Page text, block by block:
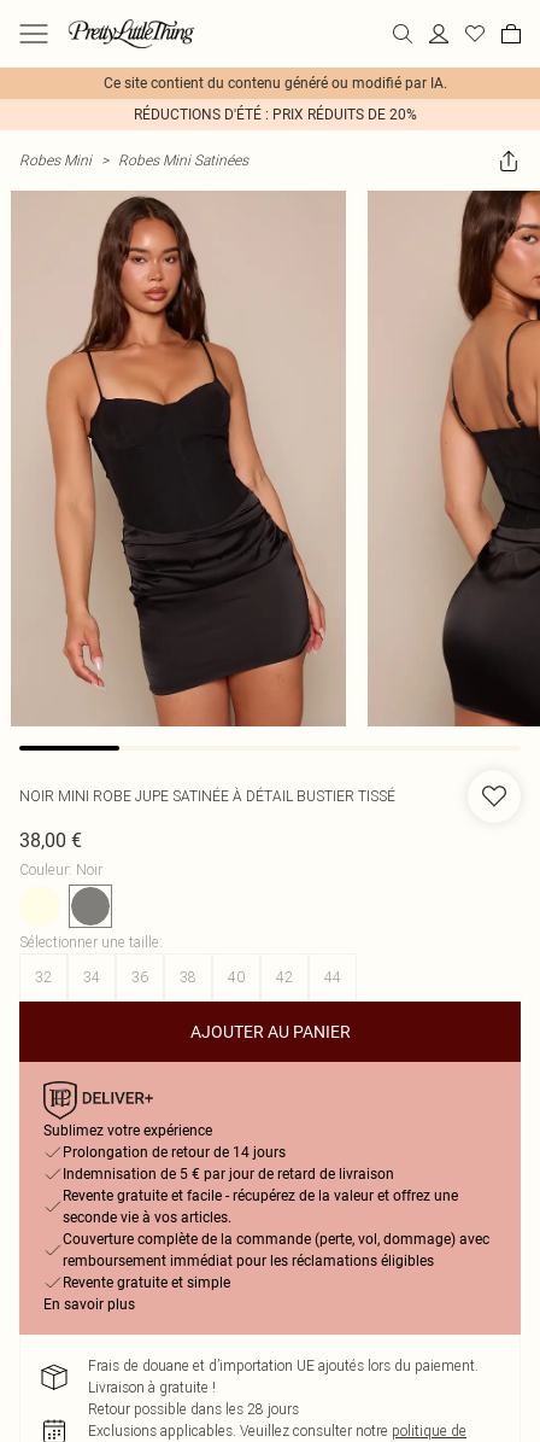
Ce site contient du contenu généré ou modifié par IA.
RÉDUCTIONS D'ÉTÉ : PRIX RÉDUITS DE 20%
Robes Mini > Robes Mini Satinées
NOIR MINI ROBE JUPE SATINÉE À DÉTAIL BUSTIER TISSÉ
38,00 €
Couleur: Noir
Sélectionner une taille:
32
34 36 38 40 42 44
AJOUTER AU PANIER
Sublimez votre expérience
Prolongation de retour de 14 jours
Indemnisation de 5 € par jour de retard de livraison
Revente gratuite et facile - récupérez de la valeur et offrez une
seconde vie à vos articles.
Couverture complète de la commande (perte, vol, dommage) avec
remboursement immédiat pour les réclamations éligibles
Revente gratuite et simple
En savoir plus
Frais de douane et d’importation UE ajoutés lors du paiement.
Livraison à gratuite !
Retour possible dans les 28 jours
Exclusions applicables. Veuillez consulter notre politique de